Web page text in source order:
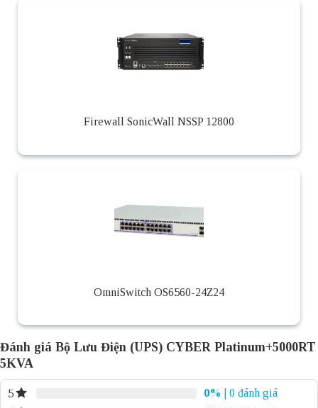
Firewall SonicWall NSSP 12800
OmniSwitch OS6560-24Z24
Đánh giá Bộ Lưu Điện (UPS) CYBER Platinum+5000RT
5KVA
5 0%
| 0 đánh giá